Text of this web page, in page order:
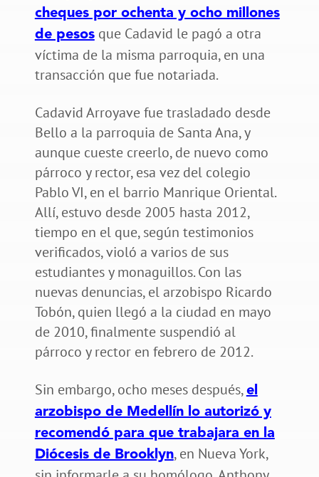
cheques por ochenta y ocho millones
de pesosque Cadavid le pagó a otra
víctima de la misma parroquia, en una
transacción que fue notariada.
Cadavid Arroyave fue trasladado desde
Bello a la parroquia de Santa Ana, y
aunque cueste creerlo, de nuevo como
párroco y rector, esa vez del colegio
Pablo VI, en el barrio Manrique Oriental.
Allí, estuvo desde 2005 hasta 2012,
tiempo en el que, según testimonios
verificados, violó a varios de sus
estudiantes y monaguillos. Con las
nuevas denuncias, el arzobispo Ricardo
Tobón, quien llegó a la ciudad en mayo
de 2010, finalmente suspendió al
párroco y rector en febrero de 2012.
Sin embargo, ocho meses después, el
arzobispo de Medellín lo autorizó y
recomendó para que trabajara en la
Diócesis de Brooklyn, en Nueva York,